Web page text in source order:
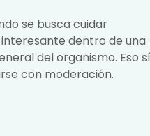
se busca cuidar
dentro de una
del organismo. Eso
con moderación.